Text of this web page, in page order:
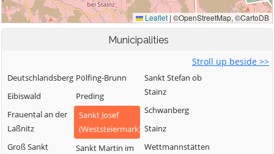
Municipalities
Stroll up beside >>
Deutschlandsberg
Eibiswald
Frauental an der
Laßnitz
Groß Sankt
Pölfing-Brunn
Preding
Sankt Josef
(Weststeiermark)
Sankt Martin im
Sankt Stefan ob
Stainz
Schwanberg
Stainz
Wettmannstätten